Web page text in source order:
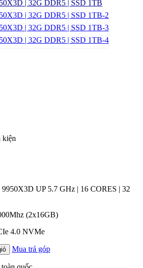
kiện
UP 5.7 GHz | 16 CORES | 32
(2x16GB)
4.0 NVMe
Mua trả góp